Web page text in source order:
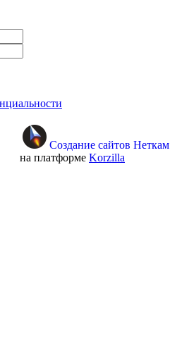
Создание сайтов Неткам
на платформе Korzilla